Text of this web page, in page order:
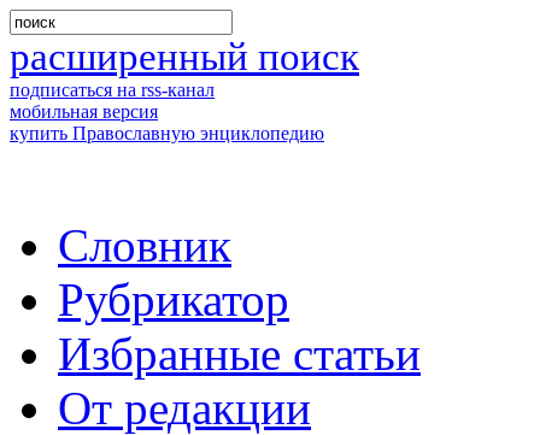
расширенный поиск
подписаться на rss-канал
мобильная версия
купить Православную энциклопедию
Словник
Рубрикатор
Избранные статьи
От редакции